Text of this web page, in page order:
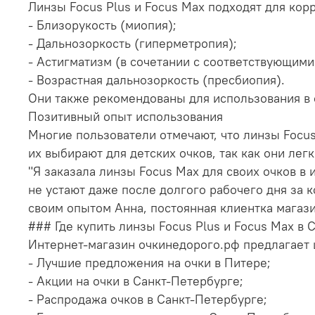
Линзы Focus Plus и Focus Max подходят для
- Близорукость (миопия);
- Дальнозоркость (гиперметропия);
- Астигматизм (в сочетании с
- Возрастная дальнозоркость (пресбиопия).
Они также рекомендованы для использования
Позитивный опыт использования
Многие пользователи отмечают, что линзы
их выбирают для детских очков, так как они
"Я заказала линзы Focus Max для своих очков
не устают даже после долгого рабочего дня
своим опытом Анна, постоянная клиентка
### Где купить линзы Focus Plus и Focus Max в
Интернет-магазин очкинедорого.рф
- Лучшие предложения на очки в Питере;
- Акции на очки в Санкт-Петербурге;
- Распродажа очков в Санкт-Петербурге;